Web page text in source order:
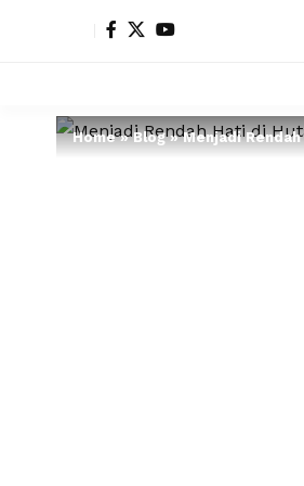
Home»Blog»Menjadi